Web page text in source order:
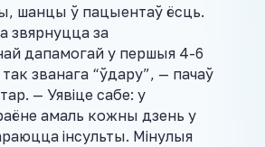
шанцы ў пацыентаў ёсць.
звярнуцца за
дапамогай у першыя 4-6
так званага “ўдару”, — пачаў
— Уявіце сабе: у
амаль кожны дзень у
інсульты. Мінулыя